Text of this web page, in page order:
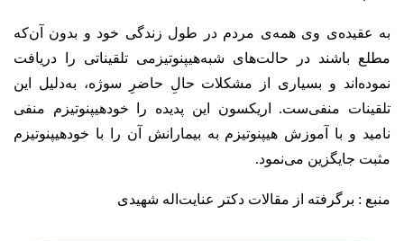
به عقیده‌ی وی همه‌ی مردم در طول زندگی خود و بدون آن‌که
مطلع باشند در حالت‌های شبه‌هیپنوتیزمی تلقیناتی را دریافت
نموده‌اند و بسیاری از مشکلات حالِ حاضرِ سوژه، به‌دلیل این
تلقینات منفی‌ست. اریکسون این پدیده را خودهیپنوتیزم منفی
نامید و با آموزش هیپنوتیزم به بیمارانش آن را با خودهیپنوتیزم
مثبت جایگزین می‌نمود.
منبع : برگرفته از مقالات دکتر عنایت‌اله شهیدی